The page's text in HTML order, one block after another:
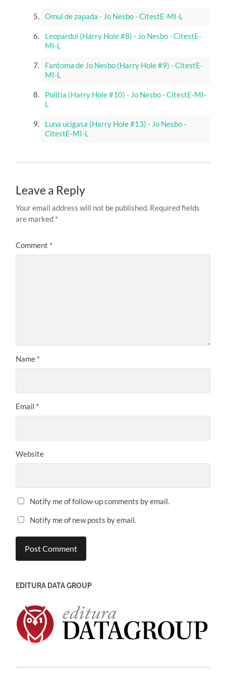
Omul de zapada - Jo Nesbo - CitestE-MI-L
Leopardul (Harry Hole #8) - Jo Nesbo - CitestE-
MI-L
Fantoma de Jo Nesbo (Harry Hole #9) - CitestE-
MI-L
Politia (Harry Hole #10) - Jo Nesbo - CitestE-MI-
L
Luna ucigasa (Harry Hole #13) - Jo Nesbo -
CitestE-MI-L
Leave a Reply
Your email address will not be published. Required fields
are marked *
Comment *
Name *
Email *
Website
Notify me of follow-up comments by email.
Notify me of new posts by email.
EDITURA DATA GROUP